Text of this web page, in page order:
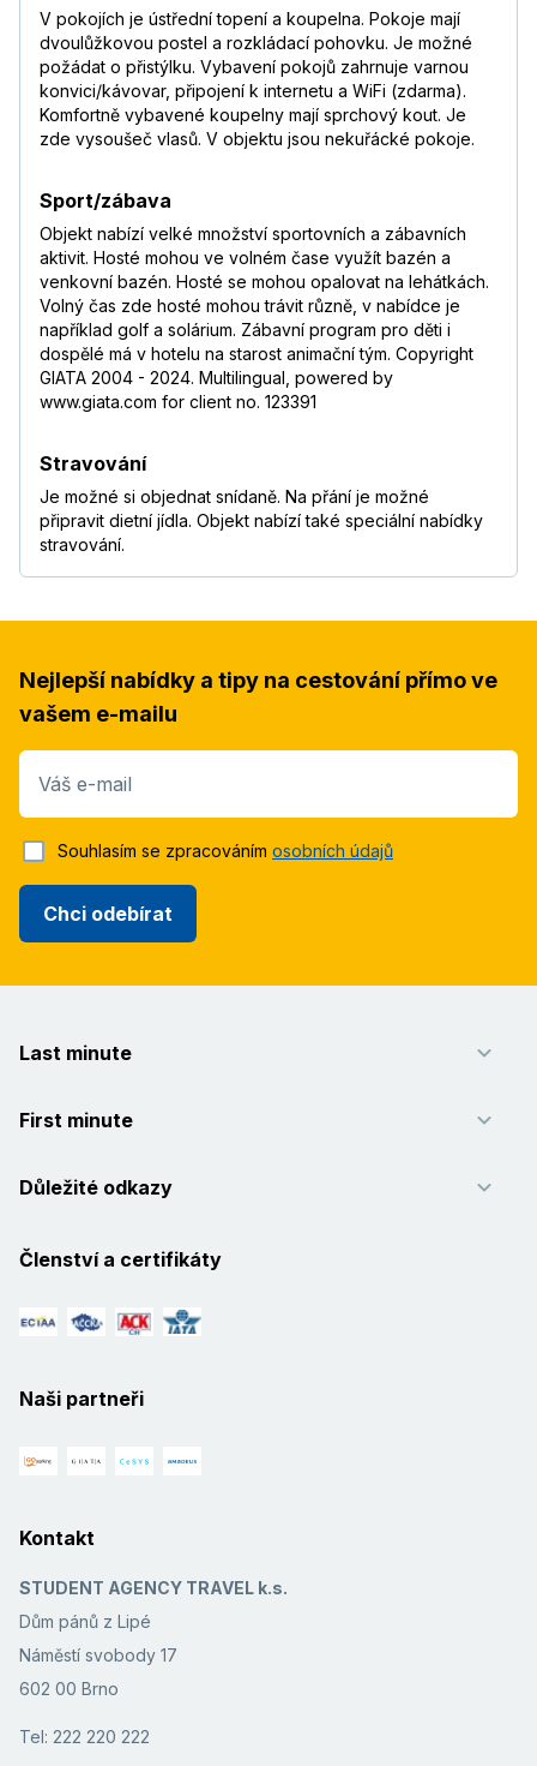
V pokojích je ústřední topení a koupelna. Pokoje mají
dvoulůžkovou postel a rozkládací pohovku. Je možné
požádat o přistýlku. Vybavení pokojů zahrnuje varnou
konvici/kávovar, připojení k internetu a WiFi (zdarma).
Komfortně vybavené koupelny mají sprchový kout. Je
zde vysoušeč vlasů. V objektu jsou nekuřácké pokoje.
Sport/zábava
Objekt nabízí velké množství sportovních a zábavních
aktivit. Hosté mohou ve volném čase využít bazén a
venkovní bazén. Hosté se mohou opalovat na lehátkách.
Volný čas zde hosté mohou trávit různě, v nabídce je
například golf a solárium. Zábavní program pro děti i
dospělé má v hotelu na starost animační tým. Copyright
GIATA 2004 - 2024. Multilingual, powered by
www.giata.com for client no. 123391
Stravování
Je možné si objednat snídaně. Na přání je možné
připravit dietní jídla. Objekt nabízí také speciální nabídky
stravování.
Nejlepší nabídky a tipy na cestování přímo ve
vašem e-mailu
Váš e-mail
Chci odebírat
Souhlasím se zpracováním osobních údajů
Last minute
First minute
Důležité odkazy
Členství a certifikáty
Naši partneři
Kontakt
STUDENT AGENCY TRAVEL k.s.
Dům pánů z Lipé
Náměstí svobody 17
602 00 Brno
Tel: 222 220 222